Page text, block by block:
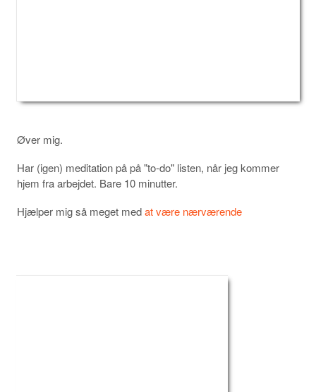
Øver mig.
Har (igen) meditation på på "to-do" listen, når jeg kommer
hjem fra arbejdet. Bare 10 minutter.
Hjælper mig så meget medat være nærværende